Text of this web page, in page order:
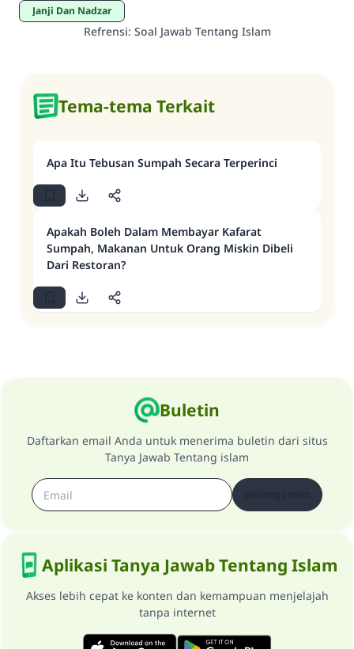
Janji Dan Nadzar
Refrensi: Soal Jawab Tentang Islam
Tema-tema Terkait
Apa Itu Tebusan Sumpah Secara Terperinci
Apakah Boleh Dalam Membayar Kafarat
Sumpah, Makanan Untuk Orang Miskin Dibeli
Dari Restoran?
Buletin
Daftarkan email Anda untuk menerima buletin dari situs
Tanya Jawab Tentang islam
Aplikasi Tanya Jawab Tentang Islam
Akses lebih cepat ke konten dan kemampuan menjelajah
tanpa internet